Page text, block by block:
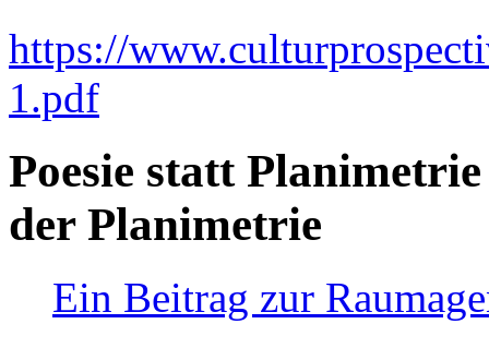
https://
1.pdf
Poesie statt
der Planimetrie
Ein Beitrag zur